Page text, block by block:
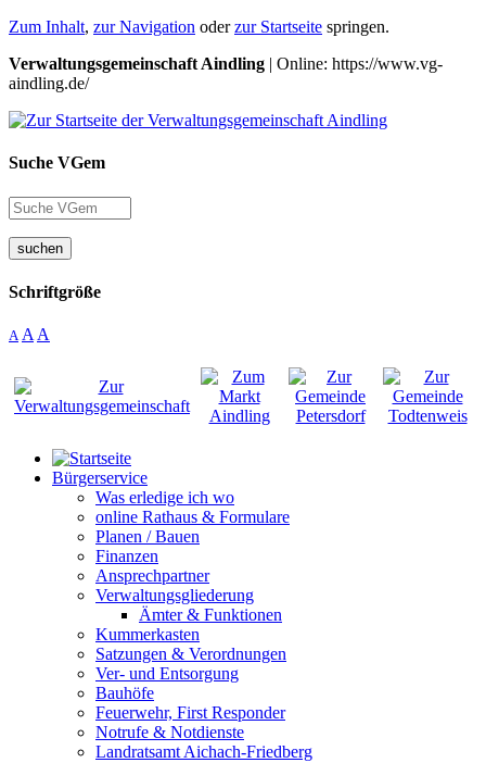
Zum Inhalt, zur Navigation oderzur Startseite springen.
Verwaltungsgemeinschaft Aindling | Online: https://www.vg-
aindling.de/
Suche VGem
suchen
Schriftgröße
A A A
Bürgerservice
Was erledige ich wo
online Rathaus & Formulare
Planen / Bauen
Finanzen
Ansprechpartner
Verwaltungsgliederung
Ämter & Funktionen
Kummerkasten
Satzungen & Verordnungen
Ver- und Entsorgung
Bauhöfe
Feuerwehr, First Responder
Notrufe & Notdienste
Landratsamt Aichach-Friedberg